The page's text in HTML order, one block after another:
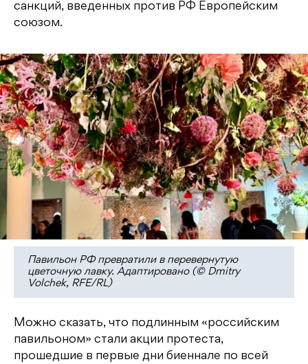
санкций, введенных против РФ Европейским
союзом.
Павильон РФ превратили в перевернутую
цветочную лавку. Адаптировано (© Dmitry
Volchek, RFE/RL)
Можно сказать, что подлинным «российским
павильоном» стали акции протеста,
прошедшие в первые дни биеннале по всей